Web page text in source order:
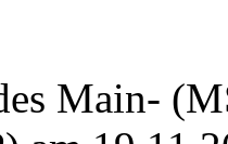
Main-